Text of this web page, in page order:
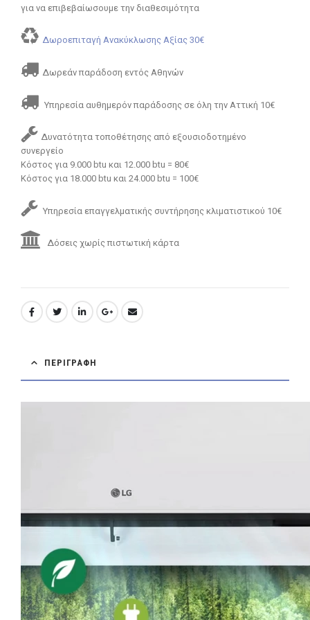
για να επιβεβαίωσουμε την διαθεσιμότητα
Δωροεπιταγή Ανακύκλωσης Αξίας 30€
Δωρεάν παράδοση εντός Αθηνών
Υπηρεσία αυθημερόν παράδοσης σε όλη την Αττική 10€
Δυνατότητα τοποθέτησης από εξουσιοδοτημένο
συνεργείο
Κόστος για 9.000 btu και 12.000 btu = 80€
Κόστος για 18.000 btu και 24.000 btu = 100€
Υπηρεσία επαγγελματικής συντήρησης κλιματιστικού 10€
Δόσεις χωρίς πιστωτική κάρτα
ΠΕΡΙΓΡΑΦΉ